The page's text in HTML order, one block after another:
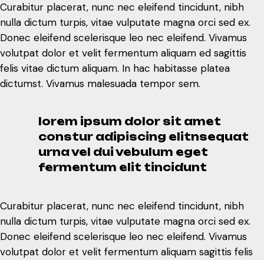
dictumst. Vivamus malesuada tempor sem.
lorem ipsum dolor sit amet
constur adipiscing elitnsequat
urna vel dui vebulum eget
Curabitur placerat, nunc nec eleifend tincidunt, nibh
nulla dictum turpis, vitae vulputate magna orci sed ex.
Donec eleifend scelerisque leo nec eleifend. Vivamus
ivamus malesuada tempor sem onec malesuada
vestibulum accumsan. Cras sed odio vehicula, finibus
ante at, fermentum libero.
Curabitur placerat, nunc nec eleifend tincidunt, nibh
nulla dictum turpis, vitae vulputate magna orci sed ex.
Donec eleifend scelerisque leo nec eleifend. Vivamus
volutpat dolor et velit fermentum aliquam ed sagittis
felis vitae dictum aliquam. In hac habitasse platea
dictumst. Vivamus malesuada tempor sem.
lorem ipsum dolor sit amet
constur adipiscing elitnsequat
urna vel dui vebulum eget
fermentum elit tincidunt
Curabitur placerat, nunc nec eleifend tincidunt, nibh
nulla dictum turpis, vitae vulputate magna orci sed ex.
Donec eleifend scelerisque leo nec eleifend. Vivamus
volutpat dolor et velit fermentum aliquam sagittis felis